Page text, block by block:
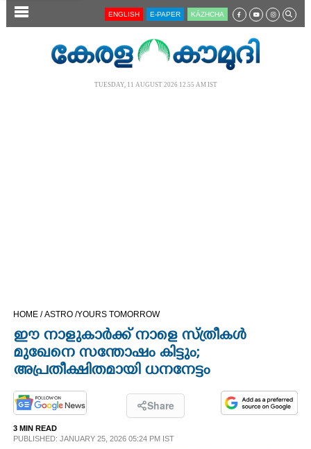
SECTIONS
OPINION
PHOTOS
LIFESTYLE
ENGLISH E-PAPER KĀZHCHA
TUESDAY, 11 AUGUST 2026 12.55 AM IST
HOME /ASTRO /YOURS TOMORROW
ഈ നാളുകാർക്ക് നാളെ സ്ത്രീകള്‍
മുഖേനെ സന്തോഷം കിട്ടും;
അപ്രതീക്ഷിതമായി ധനനേട്ടം
Share
3 MIN READ
PUBLISHED: JANUARY 25, 2026 05:24 PM IST